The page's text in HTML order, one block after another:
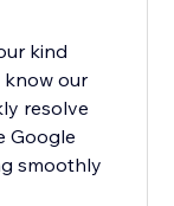
kind
know our
resolve
Google
smoothly